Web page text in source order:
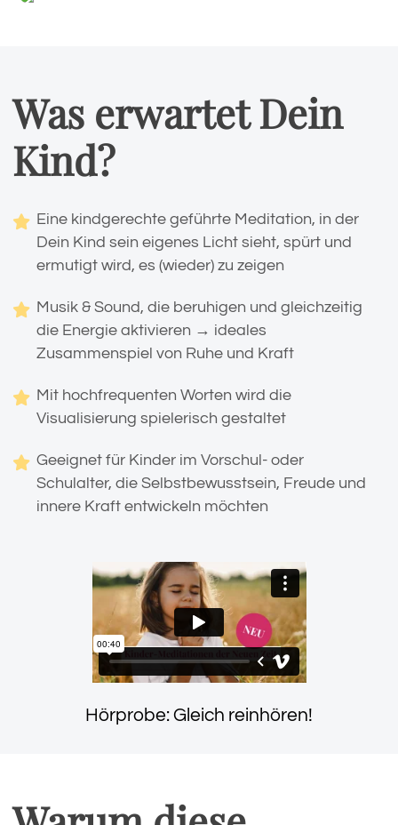
Was erwartet Dein
Kind?
Eine kindgerechte geführte Meditation, in der
Dein Kind sein eigenes Licht sieht, spürt und
ermutigt wird, es (wieder) zu zeigen
Musik & Sound, die beruhigen und gleichzeitig
die Energie aktivieren → ideales
Zusammenspiel von Ruhe und Kraft
Mit hochfrequenten Worten wird die
Visualisierung spielerisch gestaltet
Geeignet für Kinder im Vorschul- oder
Schulalter, die Selbstbewusstsein, Freude und
innere Kraft entwickeln möchten
Hörprobe: Gleich reinhören!